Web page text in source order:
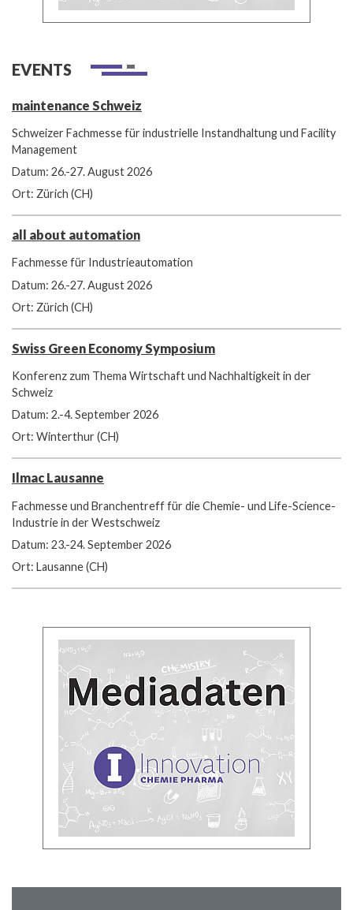
EVENTS
maintenance Schweiz
Schweizer Fachmesse für industrielle Instandhaltung und Facility
Management
Datum: 26.-27. August 2026
Ort: Zürich (CH)
all about automation
Fachmesse für Industrieautomation
Datum: 26.-27. August 2026
Ort: Zürich (CH)
Swiss Green Economy Symposium
Konferenz zum Thema Wirtschaft und Nachhaltigkeit in der
Schweiz
Datum: 2.-4. September 2026
Ort: Winterthur (CH)
Ilmac Lausanne
Fachmesse und Branchentreff für die Chemie- und Life-Science-
Industrie in der Westschweiz
Datum: 23.-24. September 2026
Ort: Lausanne (CH)